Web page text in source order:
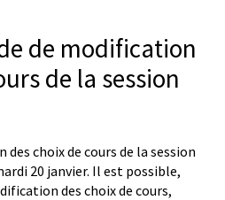
de modification
de la session
choix de cours de la session
20 janvier. Il est possible,
des choix de cours,